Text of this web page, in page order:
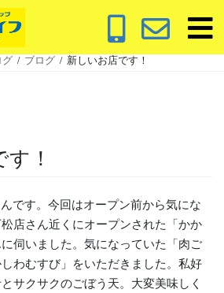
ブログ 新しいお店です！
！
です。今回はオープン前から気にな
店さん近くにオープンされた「かか
伺いました。気になっていた「肉ご
わむすび」をいただきました。私好
サクサクのごぼう天。大変美味しく